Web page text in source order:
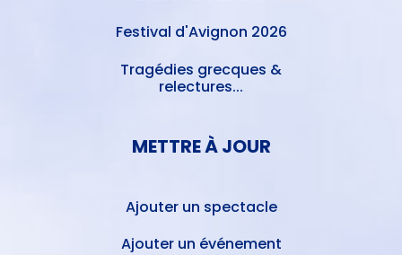
Festival d'Avignon 2026
Tragédies grecques &
relectures...
METTRE À JOUR
Ajouter un spectacle
Ajouter un événement